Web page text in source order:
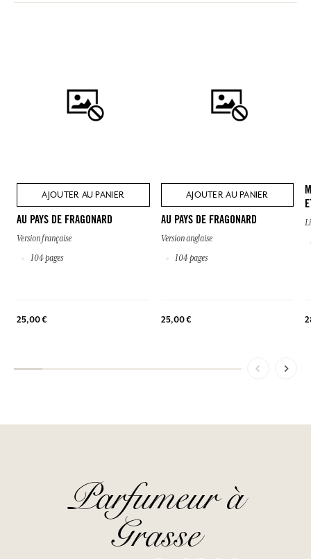
AJOUTER AU PANIER
AU PAYS DE FRAGONARD
Version française
104 pages
25,00 €
AJOUTER AU PANIER
AU PAYS DE FRAGONARD
Version anglaise
104 pages
25,00 €
Parfumeur à
Grasse